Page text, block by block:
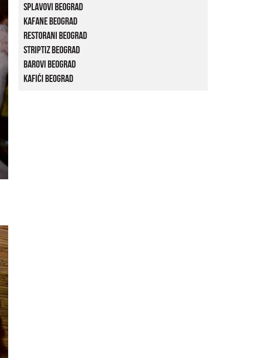
Splavovi Beograd
Kafane Beograd
Restorani Beograd
Striptiz Beograd
Barovi Beograd
Kafići Beograd